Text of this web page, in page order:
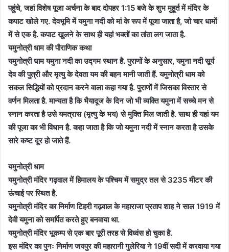
पहुंचे, जहां विशेष पूजा अर्चना के बाद दोपहर 1:15 बजे के शुभ मुहूर्त में मंदिर के
कपाट खोले गए. देवभूमि में यमुना नदी को मां के रूप में पूजा जाता है, जो चार धामों
में से एक है. कपाट खुलने के साथ ही यहां भक्तों का तांता लग जाता है.
यमुनोत्री धाम की पौराणिक कथा
यमुनोत्री धाम यमुना नदी का उद्गम स्थान है. पुराणों के अनुसार, यमुना नदी सूर्य
देव की पुत्री और मृत्यु के देवता यम की बहन मानी जाती हैं. यमुनोत्री धाम को
सकल सिद्धियों को प्रदान करने वाला कहा गया है. पुराणों में जिसका विस्तार से
वर्णन मिलता है. मान्यता है कि भैयादूज के दिन जो भी व्यक्ति यमुना में सच्चे मन से
स्नान करता है उसे यमत्रास (मृत्यु के भय) से मुक्ति मिल जाती है. साथ ही यहां यम
की पूजा का भी विधान है. कहा जाता है कि जो यमुना नदी में स्नान करता है उसके
सारे कष्ट दूर हो जाते हैं.
यमुनोत्री धाम
यमुनोत्री मंदिर गढ़वाल में हिमालय के पश्चिम में समुद्र तल से 3235 मीटर की
ऊंचाई पर स्थित है.
यमुनोत्री मंदिर का निर्माण टिहरी गढ़वाल के महाराजा प्रताप शाह ने साल 1919 में
देवी यमुना को समर्पित करते हुए बनवाया था.
यमुनोत्री मंदिर भूकम्प से एक बार पूरी तरह से विध्वंस हो चुका है.
इस मंदिर का पुनः निर्माण जयपुर की महारानी गुलेरिया ने 19वीं सदी में करवाया गया